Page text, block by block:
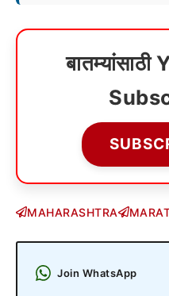
MAHARASHTRA
Join WhatsApp